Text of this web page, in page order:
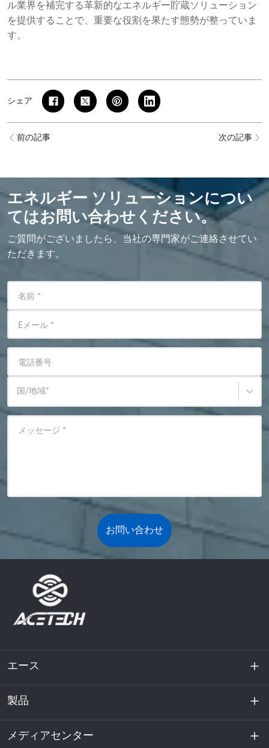
ル業界を補完する革新的なエネルギー貯蔵ソリューション
を提供することで、重要な役割を果たす態勢が整っていま
す。
シェア
前の記事 次の記事
エネルギー ソリューションについ
てはお問い合わせください。
ご質問がございましたら、当社の専門家がご連絡させてい
ただきます。
名前 *
Eメール *
電話番号
国/地域*
メッセージ *
お問い合わせ
エース
私たちに関しては
持続可能性
製品
エネルギー貯蔵
メディアセンター